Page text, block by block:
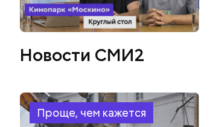
2/6
Новости СМИ2
Проще, чем кажется